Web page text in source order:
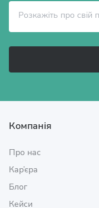
Компанія
Про нас
Кар’єра
Блог
Кейси